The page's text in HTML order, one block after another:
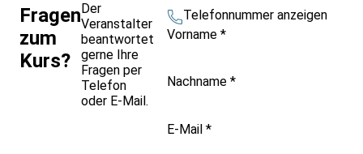
Fragen
zum
Kurs?
Der
Veranstalter
beantwortet
gerne Ihre
Fragen per
Telefon
oder E-Mail.
Telefonnummer anzeigen
Vorname *
Nachname *
E-Mail *